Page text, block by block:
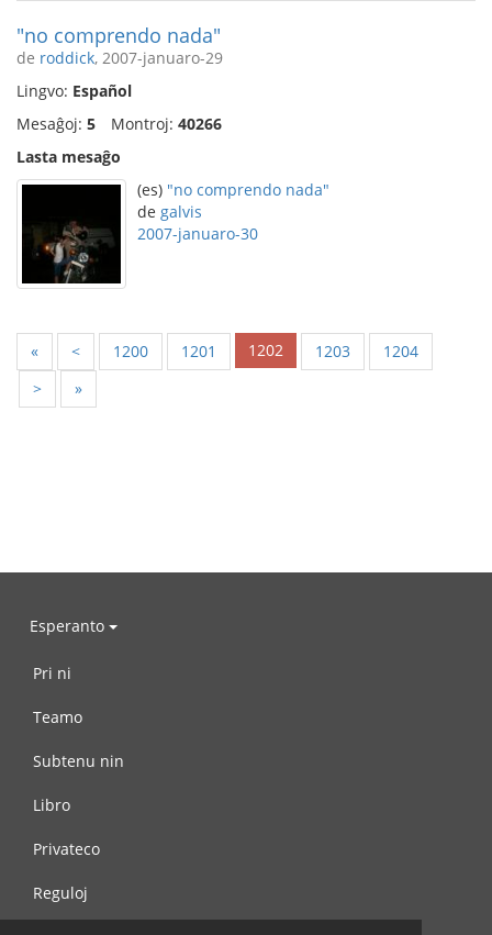
"no comprendo nada"
de roddick, 2007-januaro-29
Lingvo: Español
Mesaĝoj: 5 Montroj: 40266
Lasta mesaĝo
(es) "no comprendo nada"
de galvis
2007-januaro-30
« < 1200 1201 1202 1203
1204
>
»
Esperanto
Pri ni
Teamo
Subtenu nin
Libro
Privateco
Reguloj